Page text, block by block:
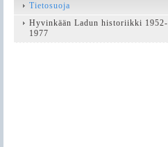
Tietosuoja
Hyvinkään Ladun historiikki 1952-
1977